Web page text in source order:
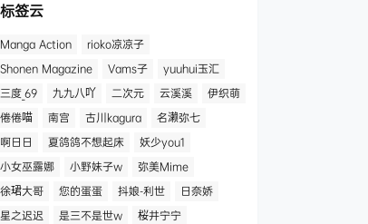
标签云
Manga Action
rioko凉凉子
Shonen Magazine
Vams子
yuuhui玉汇
三度_69
九九八吖 二次元 云溪溪
伊织萌
倦倦喵
南宫 古川kagura
名濑弥七
啊日日
夏鸽鸽不想起床
妖少you1
小女巫露娜
小野妹子w
弥美Mime
徐珺大哥
您的蛋蛋 抖娘-利世
日奈娇
星之迟迟
是三不是世w
桜井宁宁